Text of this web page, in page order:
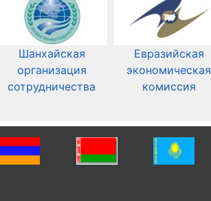
Шанхайская
организация
сотрудничества
Евразийская
экономическая
комиссия